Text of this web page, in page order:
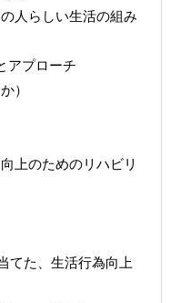
人らしい生活の組み
アプローチ
）
上のためのリハビリ
てた、生活行為向上